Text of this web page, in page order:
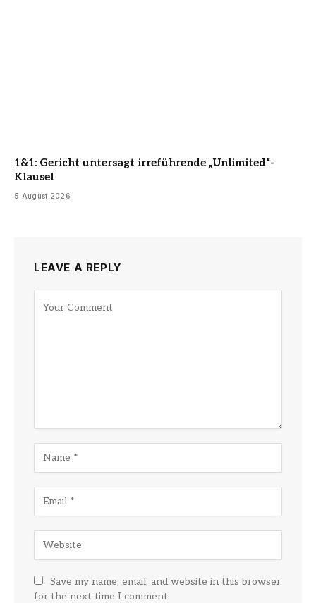
1&1: Gericht untersagt irreführende „Unlimited“-
Klausel
5 August 2026
LEAVE A REPLY
Save my name, email, and website in this browser
for the next time I comment.